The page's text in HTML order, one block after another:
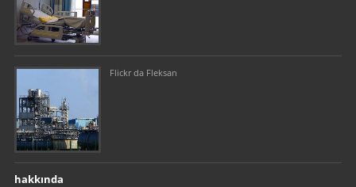
Flickr da Fleksan
hakkında